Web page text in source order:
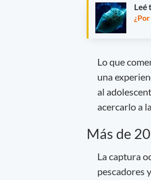
Leé
Lo que
una
al
acercarlo a
Más de
La captura
pescadores